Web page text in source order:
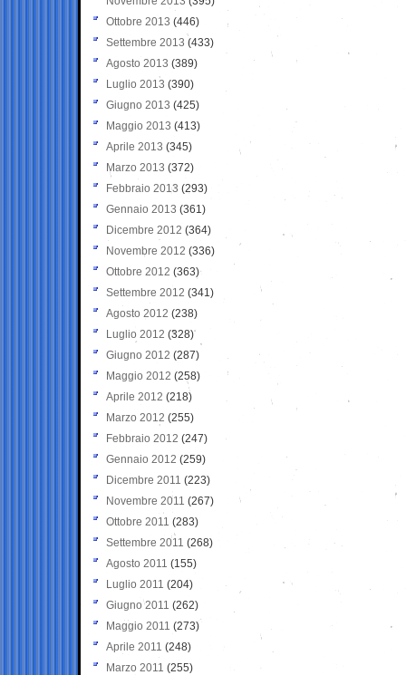
Ottobre 2013 (446)
Settembre 2013 (433)
Agosto 2013 (389)
Luglio 2013 (390)
Giugno 2013 (425)
Maggio 2013 (413)
Aprile 2013 (345)
Marzo 2013 (372)
Febbraio 2013 (293)
Gennaio 2013 (361)
Dicembre 2012 (364)
Novembre 2012 (336)
Ottobre 2012 (363)
Settembre 2012 (341)
Agosto 2012 (238)
Luglio 2012 (328)
Giugno 2012 (287)
Maggio 2012 (258)
Aprile 2012 (218)
Marzo 2012 (255)
Febbraio 2012 (247)
Gennaio 2012 (259)
Dicembre 2011 (223)
Novembre 2011 (267)
Ottobre 2011 (283)
Settembre 2011 (268)
Agosto 2011 (155)
Luglio 2011 (204)
Giugno 2011 (262)
Maggio 2011 (273)
Aprile 2011 (248)
Marzo 2011 (255)